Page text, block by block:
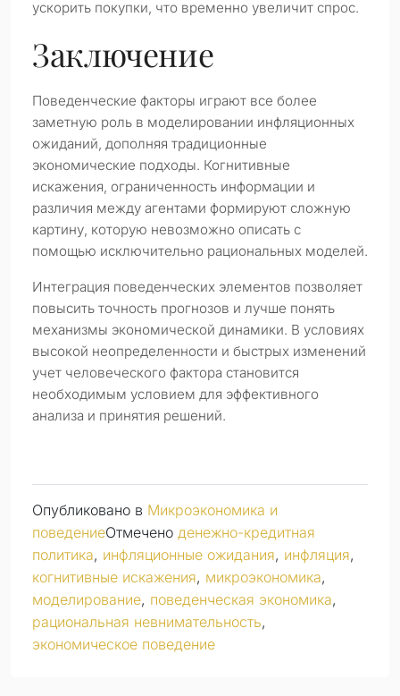
ускорить покупки, что временно увеличит спрос.
Заключение
Поведенческие факторы играют все более
заметную роль в моделировании инфляционных
ожиданий, дополняя традиционные
экономические подходы. Когнитивные
искажения, ограниченность информации и
различия между агентами формируют сложную
картину, которую невозможно описать с
помощью исключительно рациональных моделей.
Интеграция поведенческих элементов позволяет
повысить точность прогнозов и лучше понять
механизмы экономической динамики. В условиях
высокой неопределенности и быстрых изменений
учет человеческого фактора становится
необходимым условием для эффективного
анализа и принятия решений.
Опубликовано в Микроэкономика и
поведениеОтмечено денежно-кредитная
политика, инфляционные ожидания, инфляция,
когнитивные искажения, микроэкономика,
моделирование, поведенческая экономика,
рациональная невнимательность,
экономическое поведение